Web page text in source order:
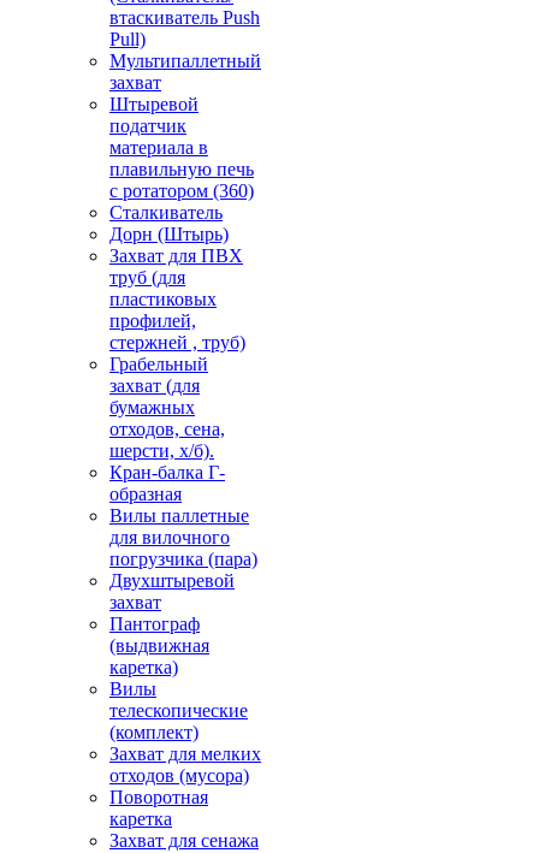
втаскиватель Push
Pull)
Мультипаллетный
захват
Штыревой
податчик
материала в
плавильную печь
с ротатором (360)
Сталкиватель
Дорн (Штырь)
Захват для ПВХ
труб (для
пластиковых
профилей,
стержней , труб)
Грабельный
захват (для
бумажных
отходов, сена,
шерсти, х/б).
Кран-балка Г-
образная
Вилы паллетные
для вилочного
погрузчика (пара)
Двухштыревой
захват
Пантограф
(выдвижная
каретка)
Вилы
телескопические
(комплект)
Захват для мелких
отходов (мусора)
Поворотная
каретка
Захват для сенажа